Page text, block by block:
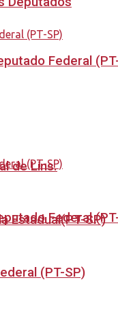
Federal
Federal
de Lins.
Estadual(PT-SP)
(PT-SP)